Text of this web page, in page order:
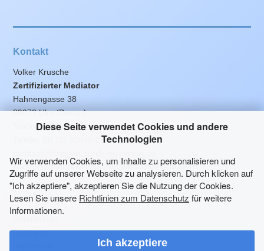
Diese Seite verwendet Cookies und andere
Technologien
Wir verwenden Cookies, um Inhalte zu personalisieren und
Zugriffe auf unserer Webseite zu analysieren. Durch klicken auf
"Ich akzeptiere", akzeptieren Sie die Nutzung der Cookies.
Lesen Sie unsere Richtlinien zum Datenschutz für weitere
Informationen.
Ich akzeptiere
Kontakt
Volker Krusche
Zertifizierter Mediator
Hahnengasse 38
89073 Ulm (Donau)
Telefon (0731) 92045-0
Telefax (0731) 92045-29
www.mediatorgesucht.de/mediator/volker-krusche
Rechtliches
Disclaimer